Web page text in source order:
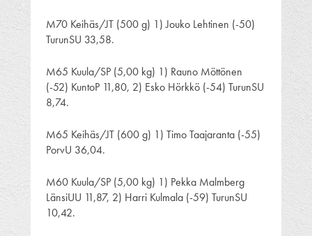
M70 Keihäs/JT (500 g) 1) Jouko Lehtinen (-50)
TurunSU 33,58.
M65 Kuula/SP (5,00 kg) 1) Rauno Möttönen
(-52) KuntoP 11,80, 2) Esko Hörkkö (-54) TurunSU
8,74.
M65 Keihäs/JT (600 g) 1) Timo Taajaranta (-55)
PorvU 36,04.
M60 Kuula/SP (5,00 kg) 1) Pekka Malmberg
LänsiUU 11,87, 2) Harri Kulmala (-59) TurunSU
10,42.